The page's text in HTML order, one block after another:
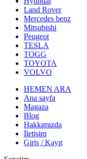
Land Rover
Mercedes benz
Mitsubishi
Peugeot
TESLA
TOGG
TOYOTA
VOLVO
HEMEN ARA
Ana sayfa
Magaza
Blog
Hakkımızda
İletişim
Giriş / Kayıt